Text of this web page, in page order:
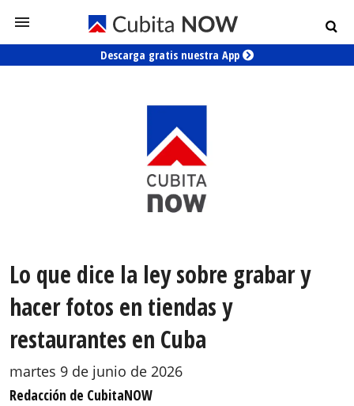
Descarga gratis nuestra App
Lo que dice la ley sobre grabar y
hacer fotos en tiendas y
restaurantes en Cuba
martes 9 de junio de 2026
Redacción de CubitaNOW